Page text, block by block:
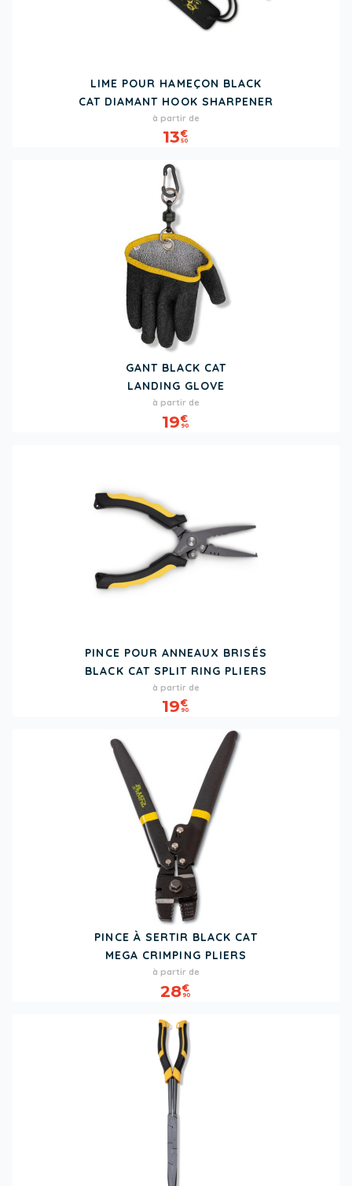
LIME POUR HAMEÇON BLACK
CAT DIAMANT HOOK SHARPENER
Prix
à partir de
13€
50
GANT BLACK CAT
LANDING GLOVE
Prix
à partir de
19€
90
PINCE POUR ANNEAUX BRISÉS
BLACK CAT SPLIT RING PLIERS
Prix
à partir de
19€
90
PINCE À SERTIR BLACK CAT
MEGA CRIMPING PLIERS
Prix
à partir de
28€
90